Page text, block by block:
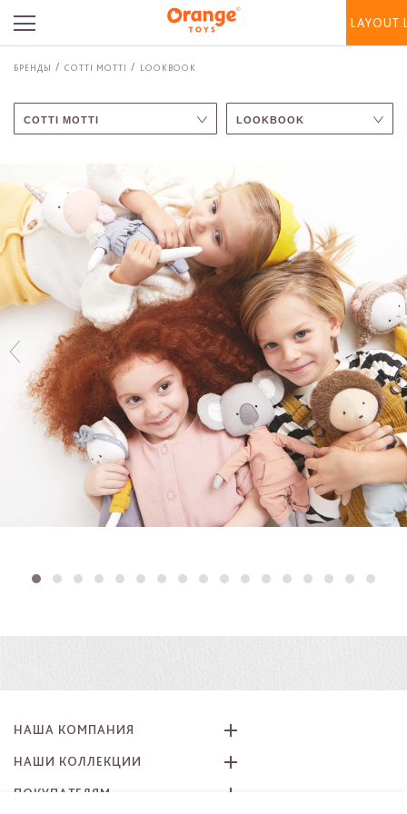
БРЕНДЫ COTTI MOTTI LOOKBOOK
НАША КОМПАНИЯ
НАШИ КОЛЛЕКЦИИ
ПОКУПАТЕЛЯМ